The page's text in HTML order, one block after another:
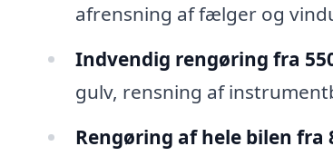
afrensning af fælger og
Indvendig rengøring fra
gulv, rensning af
Rengøring af hele bilen fra